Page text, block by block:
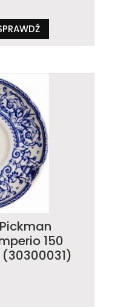
150
(30300031)